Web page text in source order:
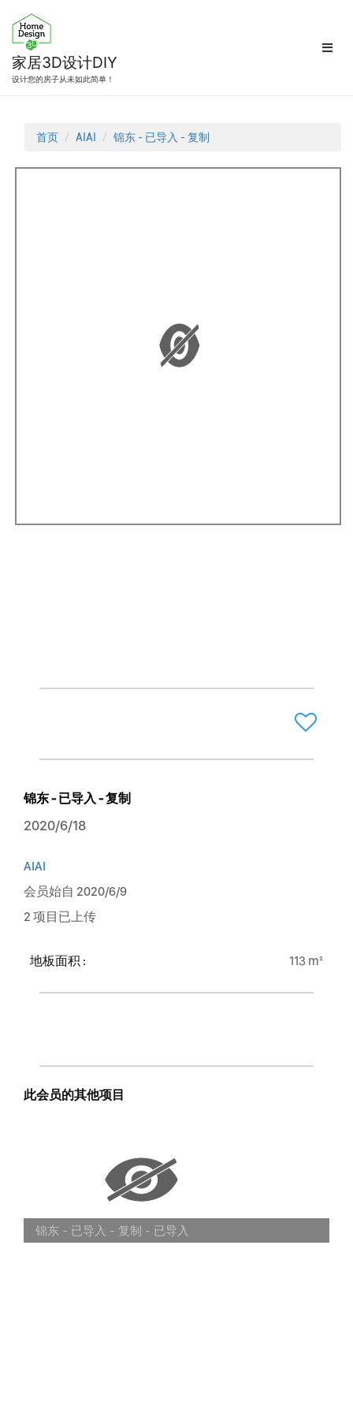
家居3D设计DIY
设计您的房子从未如此简单！
首页 AIAI 锦东 - 已导入 - 复制
锦东 - 已导入 - 复制
2020/6/18
AIAI
会员始自 2020/6/9
2 项目已上传
地板面积 : 113 m²
此会员的其他项目
锦东 - 已导入 - 复制 - 已导入